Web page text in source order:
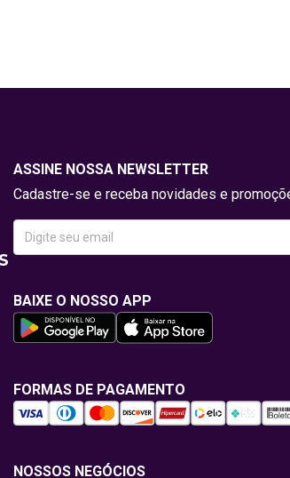
ASSINE NOSSA NEWSLETTER
Cadastre-se e receba novidades e
BAIXE O NOSSO APP
FORMAS DE PAGAMENTO
NOSSOS NEGÓCIOS